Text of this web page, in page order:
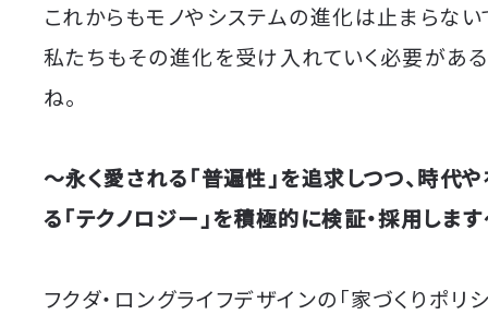
これからもモノやシステムの進化は止まらない
私たちもその進化を受け入れていく必要がある
ね。
〜永く愛される「普遍性」を追求しつつ、時代
る「テクノロジー」を積極的に検証・採用しま
フクダ・ロングライフデザインの「家づくりポリ